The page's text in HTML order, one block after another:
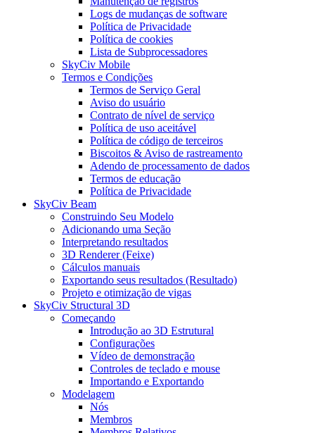
Logs de mudanças de software
Política de Privacidade
Política de cookies
Lista de Subprocessadores
SkyCiv Mobile
Termos e Condições
Termos de Serviço Geral
Aviso do usuário
Contrato de nível de serviço
Política de uso aceitável
Política de código de terceiros
Biscoitos & Aviso de rastreamento
Adendo de processamento de dados
Termos de educação
Política de Privacidade
SkyCiv Beam
Construindo Seu Modelo
Adicionando uma Seção
Interpretando resultados
3D Renderer (Feixe)
Cálculos manuais
Exportando seus resultados (Resultado)
Projeto e otimização de vigas
SkyCiv Structural 3D
Começando
Introdução ao 3D Estrutural
Configurações
Vídeo de demonstração
Controles de teclado e mouse
Importando e Exportando
Modelagem
Nós
Membros